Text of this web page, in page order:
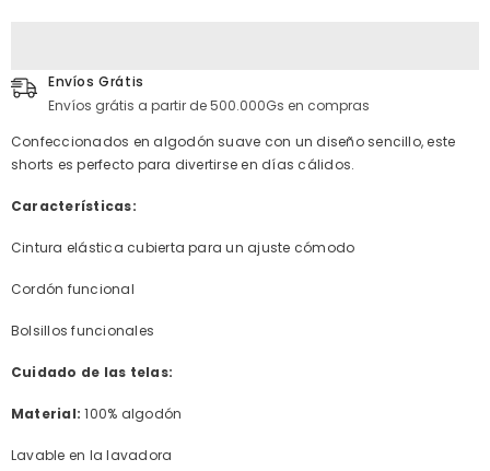
frutilla
de
Envíos Grátis
Envíos grátis a partir de 500.000Gs en compras
Confeccionados en algodón suave con un diseño sencillo, este
shorts es perfecto para divertirse en días cálidos.
Características:
Cintura elástica cubierta para un ajuste cómodo
Cordón funcional
Bolsillos funcionales
Cuidado de las telas:
Material: 100% algodón
Lavable en la lavadora